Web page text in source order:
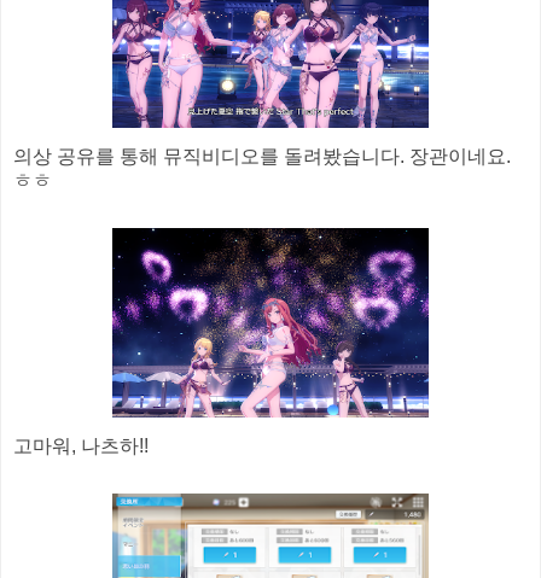
의상 공유를 통해 뮤직비디오를 돌려봤습니다. 장관이네요.
ㅎㅎ
고마워, 나츠하!!